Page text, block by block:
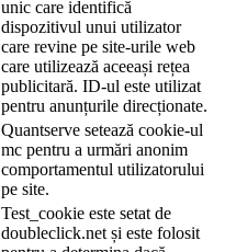
unic care identifică
dispozitivul unui utilizator
care revine pe site-urile web
care utilizează aceeași rețea
publicitară. ID-ul este utilizat
pentru anunțurile direcționate.
Quantserve setează cookie-ul
mc pentru a urmări anonim
comportamentul utilizatorului
pe site.
Test_cookie este setat de
doubleclick.net și este folosit